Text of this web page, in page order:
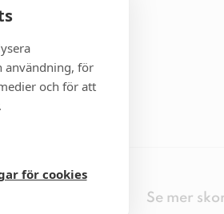
användning, för
och för att
för cookies
inställningar
Se mer